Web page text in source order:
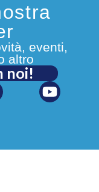
eventi,
altro
noi!